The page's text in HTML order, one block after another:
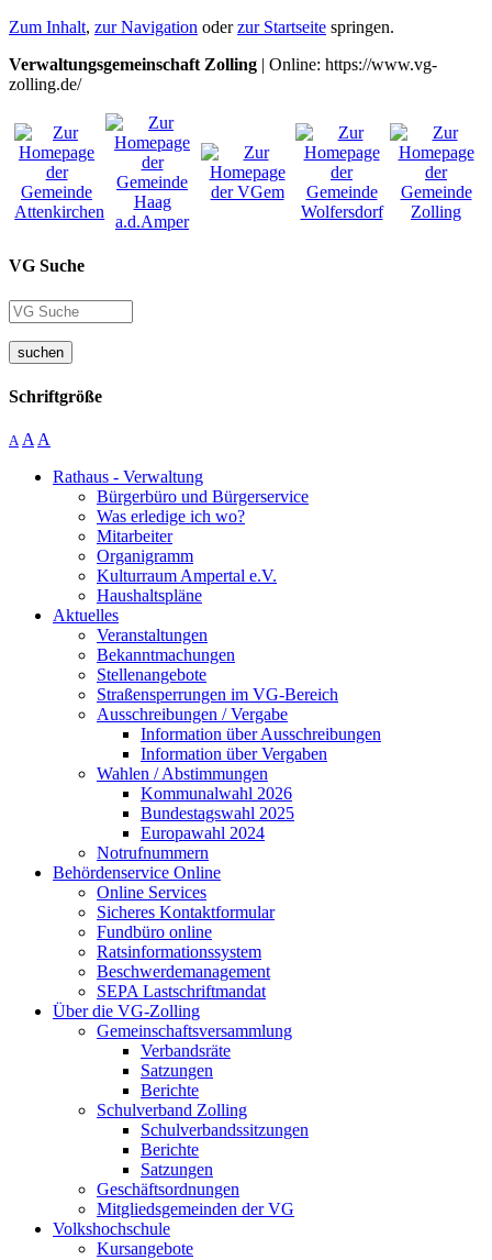
Zum Inhalt, zur Navigation oderzur Startseite springen.
Verwaltungsgemeinschaft Zolling | Online: https://www.vg-
zolling.de/
VG Suche
suchen
Schriftgröße
A A A
Rathaus - Verwaltung
Bürgerbüro und Bürgerservice
Was erledige ich wo?
Mitarbeiter
Organigramm
Kulturraum Ampertal e.V.
Haushaltspläne
Aktuelles
Veranstaltungen
Bekanntmachungen
Stellenangebote
Straßensperrungen im VG-Bereich
Ausschreibungen / Vergabe
Information über Ausschreibungen
Information über Vergaben
Wahlen / Abstimmungen
Kommunalwahl 2026
Bundestagswahl 2025
Europawahl 2024
Notrufnummern
Behördenservice Online
Online Services
Sicheres Kontaktformular
Fundbüro online
Ratsinformationssystem
Beschwerdemanagement
SEPA Lastschriftmandat
Über die VG-Zolling
Gemeinschaftsversammlung
Verbandsräte
Satzungen
Berichte
Schulverband Zolling
Schulverbandssitzungen
Berichte
Satzungen
Geschäftsordnungen
Mitgliedsgemeinden der VG
Volkshochschule
Kursangebote